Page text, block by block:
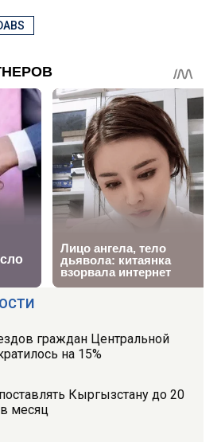
граждан Центральной
на 15%
Кыргызстану до 20
месяц